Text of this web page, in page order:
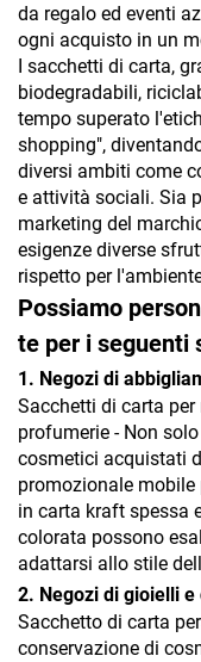
da regalo ed eventi
ogni acquisto in un
I sacchetti di carta,
biodegradabili,
tempo superato
shopping",
diversi ambiti come
e attività sociali. Sia
marketing del
esigenze diverse
rispetto per
Possiamo
te per i seguenti
1. Negozi di
Sacchetti di carta
profumerie - Non
cosmetici acquistati
promozionale
in carta kraft spessa
colorata possono
adattarsi allo stile
2. Negozi di gioielli
Sacchetto di carta
conservazione di